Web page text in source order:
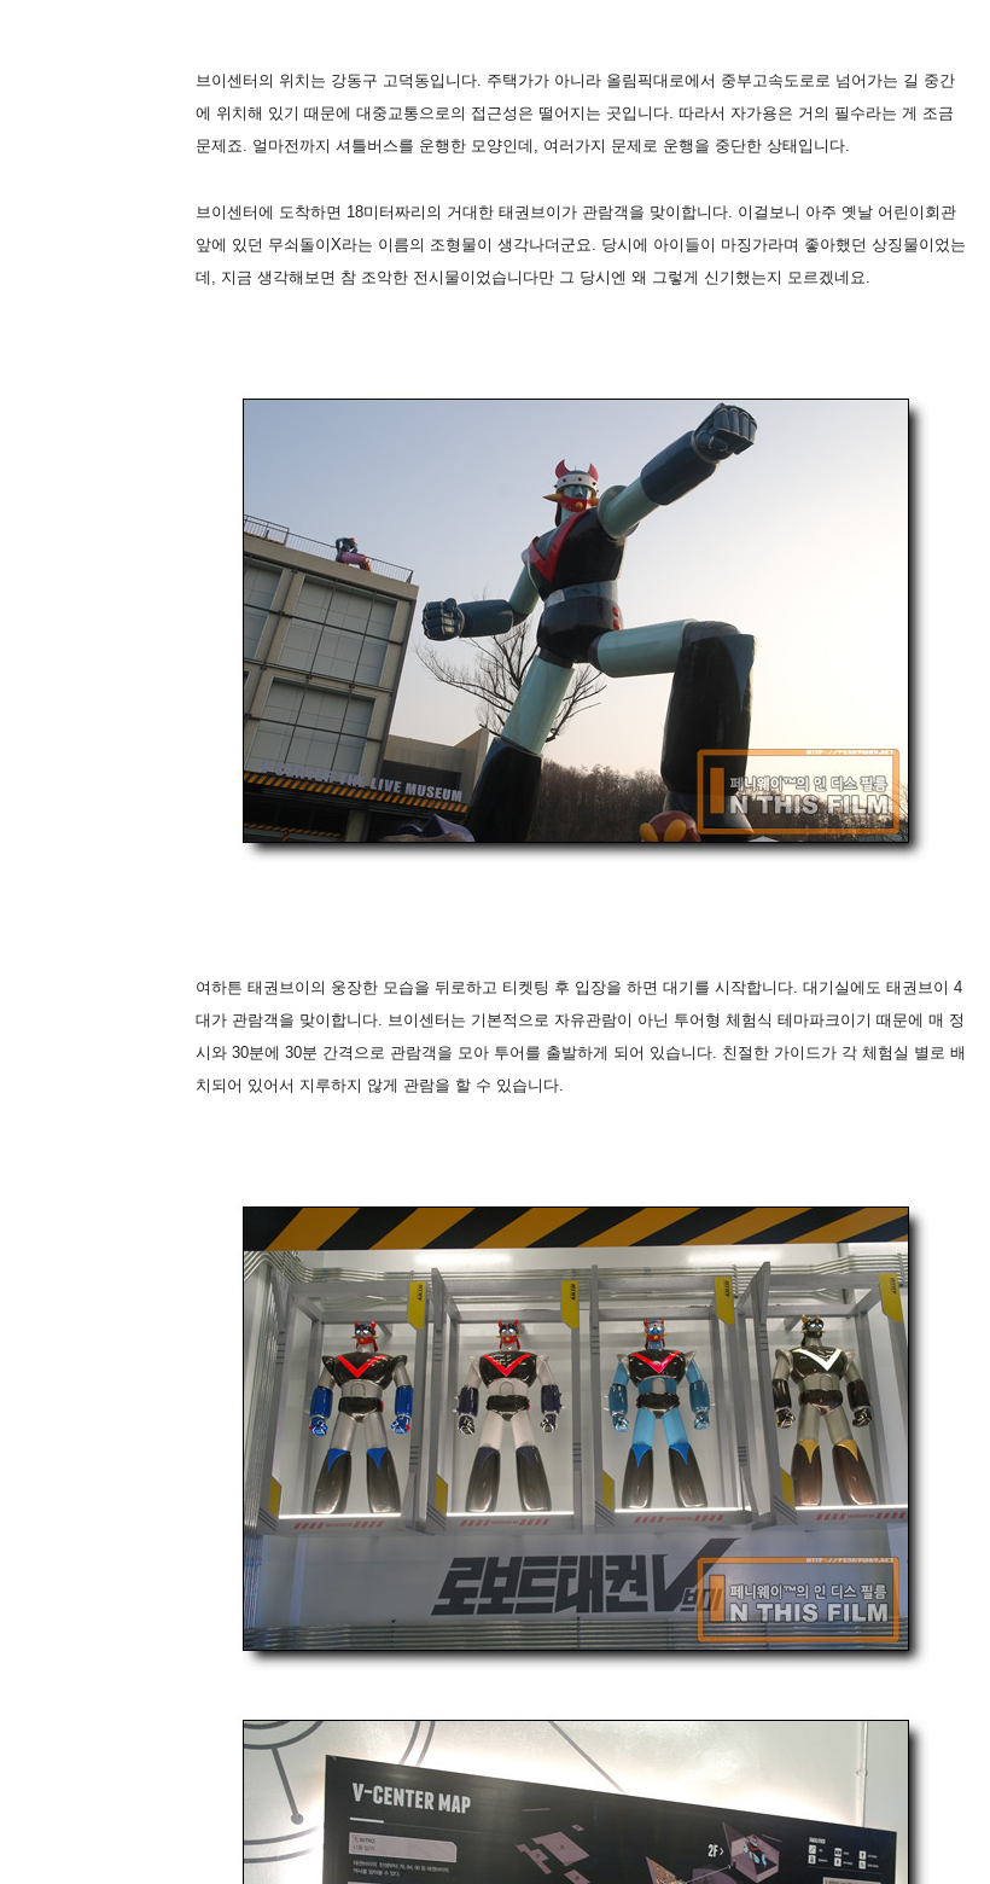
브이센터의 위치는 강동구 고덕동입니다. 주택가가 아니라 올림픽대로에서 중부고속도로로 넘어가는 길 중간
에 위치해 있기 때문에 대중교통으로의 접근성은 떨어지는 곳입니다. 따라서 자가용은 거의 필수라는 게 조금
문제죠. 얼마전까지 셔틀버스를 운행한 모양인데, 여러가지 문제로 운행을 중단한 상태입니다.
브이센터에 도착하면 18미터짜리의 거대한 태권브이가 관람객을 맞이합니다. 이걸보니 아주 옛날 어린이회관
앞에 있던 무쇠돌이X라는 이름의 조형물이 생각나더군요. 당시에 아이들이 마징가라며 좋아했던 상징물이었는
데, 지금 생각해보면 참 조악한 전시물이었습니다만 그 당시엔 왜 그렇게 신기했는지 모르겠네요.
여하튼 태권브이의 웅장한 모습을 뒤로하고 티켓팅 후 입장을 하면 대기를 시작합니다. 대기실에도 태권브이 4
대가 관람객을 맞이합니다. 브이센터는 기본적으로 자유관람이 아닌 투어형 체험식 테마파크이기 때문에 매 정
시와 30분에 30분 간격으로 관람객을 모아 투어를 출발하게 되어 있습니다. 친절한 가이드가 각 체험실 별로 배
치되어 있어서 지루하지 않게 관람을 할 수 있습니다.